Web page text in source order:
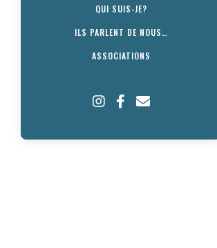
QUI SUIS-JE?
ILS PARLENT DE NOUS…
ASSOCIATIONS